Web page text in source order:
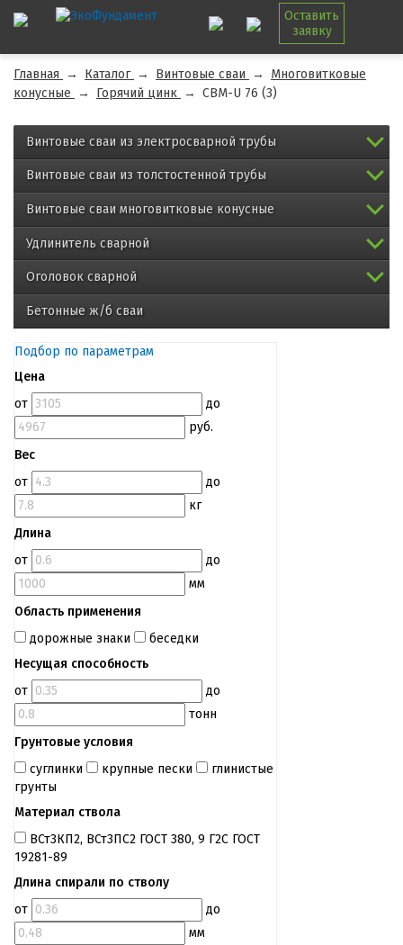
Оставить
заявку
Главная → Каталог → Винтовые сваи →
Многовитковые
конусные → Горячий цинк → СВМ-U 76 (3)
Винтовые сваи из электросварной трубы
Винтовые сваи из толстостенной трубы
Винтовые сваи многовитковые конусные
Удлинитель сварной
Оголовок сварной
Бетонные ж/б сваи
Подбор по параметрам
Цена
от
до
руб.
Вес
от
до
кг
Длина
от
до
мм
Область применения
дорожные знаки
беседки
Несущая способность
от
до
тонн
Грунтовые условия
суглинки
крупные пески
глинистые
грунты
Материал ствола
ВСт3КП2, ВСт3ПС2 ГОСТ 380, 9 Г2С ГОСТ
19281-89
Длина спирали по стволу
от
до
мм